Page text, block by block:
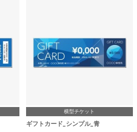
横型チケット
ギフトカード_シンプル_青